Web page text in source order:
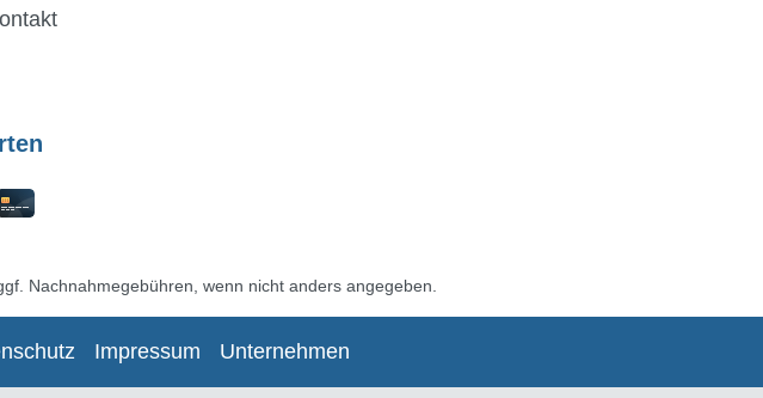
Nachnahmegebühren, wenn nicht anders angegeben.
Impressum Unternehmen